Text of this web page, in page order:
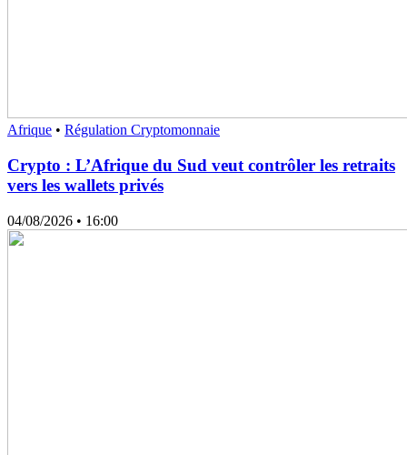
Afrique • Régulation Cryptomonnaie
Crypto : L’Afrique du Sud veut contrôler les retraits
vers les wallets privés
04/08/2026 • 16:00